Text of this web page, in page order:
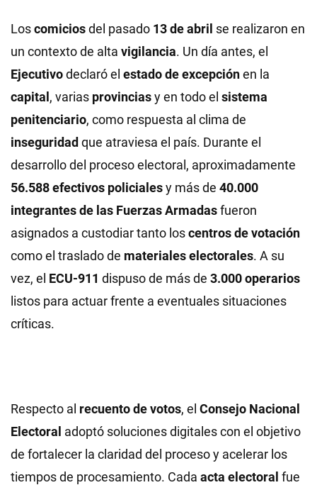
Loscomiciosdel pasado 13 de abril se realizaron en
un contexto de alta vigilancia. Un día antes, el
Ejecutivodeclaró el estado de excepciónen la
capital, varias provinciasy en todo el sistema
penitenciario, como respuesta al clima de
inseguridadque atraviesa el país. Durante el
desarrollo del proceso electoral, aproximadamente
56.588 efectivos policialesy más de 40.000
integrantes de las Fuerzas Armadasfueron
asignados a custodiar tanto loscentros de votación
como el traslado de materiales electorales. A su
vez, el ECU-911 dispuso de más de 3.000 operarios
listos para actuar frente a eventuales situaciones
críticas.
Respecto al recuento de votos, el Consejo Nacional
Electoral adoptó soluciones digitales con el objetivo
de fortalecer la claridad del proceso y acelerar los
tiempos de procesamiento. Cada acta electoral fue